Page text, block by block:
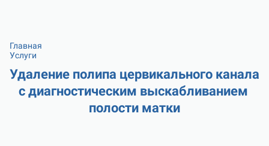
Главная
Услуги
Удаление полипа цервикального канала
с диагностическим выскабливанием
полости матки